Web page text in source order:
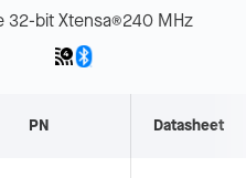
32-bit Xtensa®240 MHz
PN Datasheet